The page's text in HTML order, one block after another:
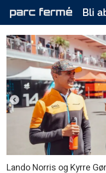
Bli
Lando Norris og Kyrre